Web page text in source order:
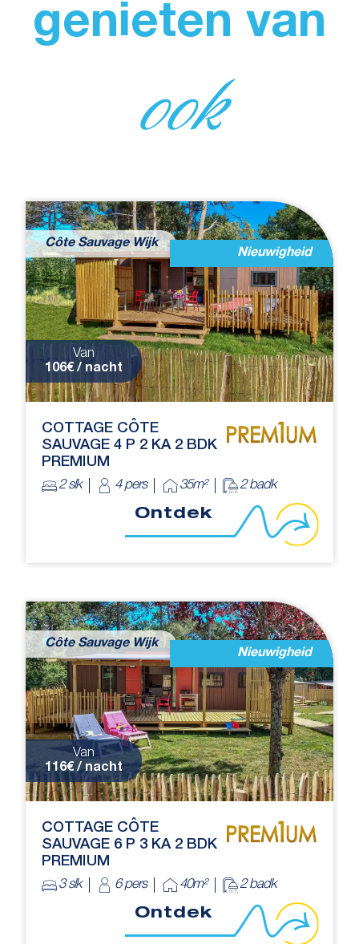
genieten van
ook
Côte Sauvage Wijk
Nieuwigheid
Van
106€ / nacht
COTTAGE CÔTE
SAUVAGE 4 P 2 KA 2 BDK
PREMIUM
2 slk 4 pers 35m² 2 badk
Ontdek
Côte Sauvage Wijk
Nieuwigheid
Van
116€ / nacht
COTTAGE CÔTE
SAUVAGE 6 P 3 KA 2 BDK
PREMIUM
3 slk 6 pers 40m² 2 badk
Ontdek